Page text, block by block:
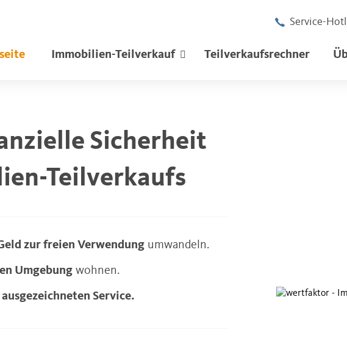
Service-
Immobilien-Teilverkauf Teilverkaufsrechner
Sicherheit
Teilverkaufs
zur freien Verwendung umwandeln.
Umgebung wohnen.
Service.